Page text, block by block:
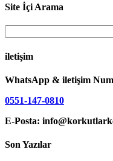
Site İçi Arama
iletişim
WhatsApp & iletişim
0551-147-0810
E-Posta:
Son Yazılar